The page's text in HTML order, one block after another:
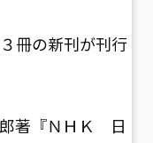
冊の新刊が刊行
著『ＮＨＫ 日